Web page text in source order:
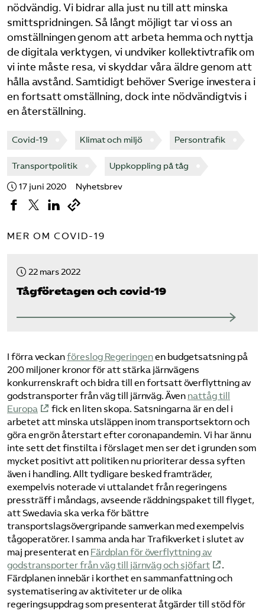
nödvändig. Vi bidrar alla just nu till att minska
smittspridningen. Så långt möjligt tar vi oss an
omställningen genom att arbeta hemma och nyttja
de digitala verktygen, vi undviker kollektivtrafik om
vi inte måste resa, vi skyddar våra äldre genom att
hålla avstånd. Samtidigt behöver Sverige investera i
en fortsatt omställning, dock inte nödvändigtvis i
en återställning.
Covid-19 Klimat och miljö Persontrafik
Transportpolitik Uppkoppling på tåg
17 juni 2020 Nyhetsbrev
MER OM COVID-19
22 mars 2022
Tåg­företagen och covid-19
I förra veckanföreslog Regeringenen budgetsatsning på
200 miljoner kronor för att stärka järnvägens
konkurrenskraft och bidra till en fortsatt överflyttning av
godstransporter från väg till järnväg. Även nattåg till
Europa
fick en liten skopa. Satsningarna är en del i
arbetet att minska utsläppen inom transportsektorn och
göra en grön återstart efter coronapandemin. Vi har ännu
inte sett det finstilta i förslaget men ser det i grunden som
mycket positivt att politiken nu prioriterar dessa syften
även i handling. Allt tydligare besked framträder,
exempelvis noterade vi uttalandet från regeringens
pressträff i måndags, avseende räddningspaket till flyget,
att Swedavia ska verka för bättre
transportslagsövergripande samverkan med exempelvis
tågoperatörer. I samma anda har Trafikverket i slutet av
maj presenterat en Färdplan för överflyttning av
godstransporter från väg till järnväg och sjöfart
.
Färdplanen innebär i korthet en sammanfattning och
systematisering av aktiviteter ur de olika
regeringsuppdrag som presenterat åtgärder till stöd för